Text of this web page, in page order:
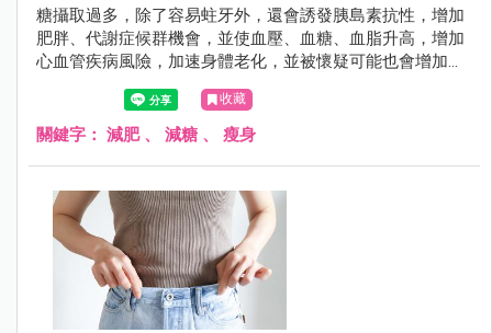
糖攝取過多，除了容易蛀牙外，還會誘發胰島素抗性，增加
肥胖、代謝症候群機會，並使血壓、血糖、血脂升高，增加
心血管疾病風險，加速身體老化，並被懷疑可能也會增加癌
收藏
關鍵字： 減肥、 減糖 、 瘦身